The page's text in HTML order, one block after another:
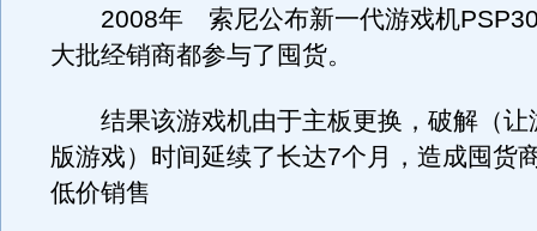
2008年 索尼公布新一代游戏机
大批经销商都参与了囤货。
结果该游戏机由于主板更换，破解（让
版游戏）时间延续了长达7个月，造成囤货
低价销售